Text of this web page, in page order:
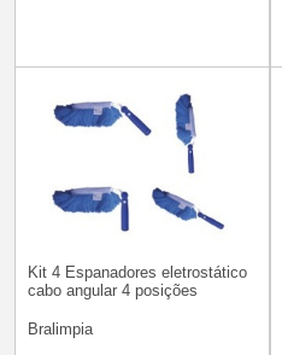
Kit 4 Espanadores eletrostático
cabo angular 4 posições
Bralimpia